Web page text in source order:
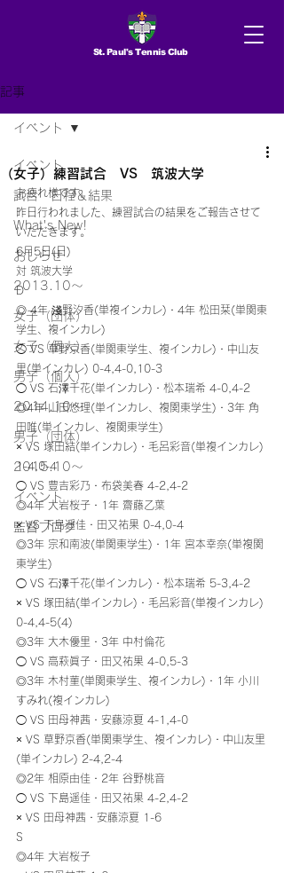
St. Paul's Tennis Club
記事
イベント
試合 日程＆結果
What's New!
おしらせ
2013.10〜
女子（団体）
女子（個人）
男子（個人）
2014.10〜
男子（団体）
2015.10～
イベント
監督ブログ
イベント
（女子）練習試合 VS 筑波大学
お疲れ様です。
昨日行われました、練習試合の結果をご報告させて
いただきます。
6月5日(日)
対 筑波大学
D
◎ 4年 淺野汐香(単複インカレ)・4年 松田栞(単関東
学生、複インカレ)
◯ VS 草野京香(単関東学生、複インカレ)・中山友
里(単インカレ) 0-4,4-0,10-3
◯ VS 石澤千花(単インカレ)・松本瑞希 4-0,4-2
◎4年 山田悠理(単インカレ、複関東学生)・3年 角
田唯(単インカレ、複関東学生)
× VS 塚田結(単インカレ)・毛呂彩音(単複インカレ)
1-4,0-4
◯ VS 豊吉彩乃・布袋美春 4-2,4-2
◎4年 大岩桜子・1年 齋藤乙葉
× VS 下島遥佳・田又祐果 0-4,0-4
◎3年 宗和南波(単関東学生)・1年 宮本幸奈(単複関
東学生)
◯ VS 石澤千花(単インカレ)・松本瑞希 5-3,4-2
× VS 塚田結(単インカレ)・毛呂彩音(単複インカレ)
0-4,4-5(4)
◎3年 大木優里・3年 中村倫花
◯ VS 高萩眞子・田又祐果 4-0,5-3
◎3年 木村菫(単関東学生、複インカレ)・1年 小川
すみれ(複インカレ)
◯ VS 田母神茜・安藤涼夏 4-1,4-0
× VS 草野京香(単関東学生、複インカレ)・中山友里
(単インカレ) 2-4,2-4
◎2年 相原由佳・2年 谷野桃音
◯ VS 下島遥佳・田又祐果 4-2,4-2
× VS 田母神茜・安藤涼夏 1-6
S
◎4年 大岩桜子